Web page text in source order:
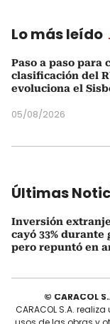
Lo más leído
Paso a paso para
clasificación del
evoluciona el
05/08/2026
Últimas
Inversión
cayó 33%
pero repuntó en
© CARACOL
CARACOL S.A.